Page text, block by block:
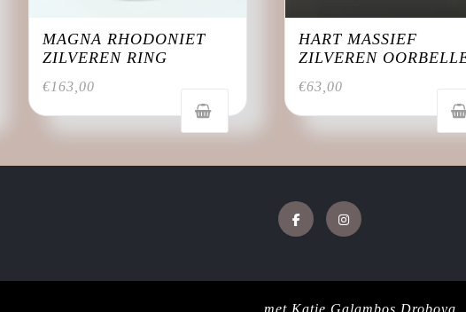
MAGNA RHODONIET
ZILVEREN RING
€163,00
HART MASSIEF
ZILVEREN
€63,00
Facebook
met Katie Galambos Drobova